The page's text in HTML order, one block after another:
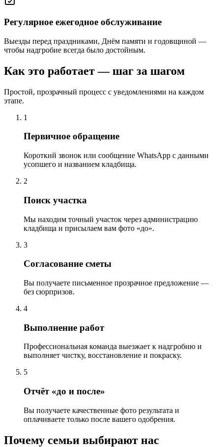
Регулярное ежегодное обслуживание
Выезды перед праздниками, Днём памяти и годовщиной —
чтобы надгробие всегда было достойным.
Как это работает — шаг за шагом
Простой, прозрачный процесс с уведомлениями на каждом
этапе.
1
Первичное обращение
Короткий звонок или сообщение WhatsApp с данными
усопшего и названием кладбища.
2
Поиск участка
Мы находим точный участок через администрацию
кладбища и присылаем вам фото «до».
3
Согласование сметы
Вы получаете письменное прозрачное предложение —
без сюрпризов.
4
Выполнение работ
Профессиональная команда выезжает к надгробию и
выполняет чистку, восстановление и покраску.
5
Отчёт «до и после»
Вы получаете качественные фото результата и
оплачиваете только после вашего одобрения.
Почему семьи выбирают нас